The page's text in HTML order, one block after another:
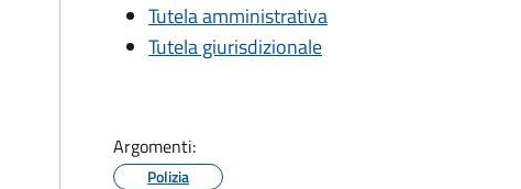
Tutela amministrativa
Tutela giurisdizionale
Argomenti:
Polizia